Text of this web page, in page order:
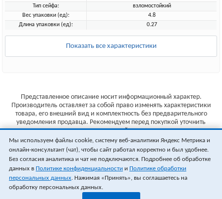
Тип сейфа:
взломостойкий
Вес упаковки (ед):
4.8
Длина упаковки (ед):
0.27
Показать все характеристики
Представленное описание носит информационный характер.
Производитель оставляет за собой право изменять характеристики
товара, его внешний вид и комплектность без предварительного
уведомления продавца. Рекомендуем перед покупкой уточнить
характеристики товара на сайте производителя.
Указанные цены не являются публичной офертой (ст.435 ГК РФ).
Стоимость и наличие товара уточняйте у менеджера.
Мы используем файлы cookie, систему веб-аналитики Яндекс Метрика и
онлайн-консультант (чат), чтобы сайт работал корректно и был удобнее.
Без согласия аналитика и чат не подключаются. Подробнее об обработке
данных в Политике конфиденциальности и Политике обработки
персональных данных. Нажимая «Принять», вы соглашаетесь на
обработку персональных данных.